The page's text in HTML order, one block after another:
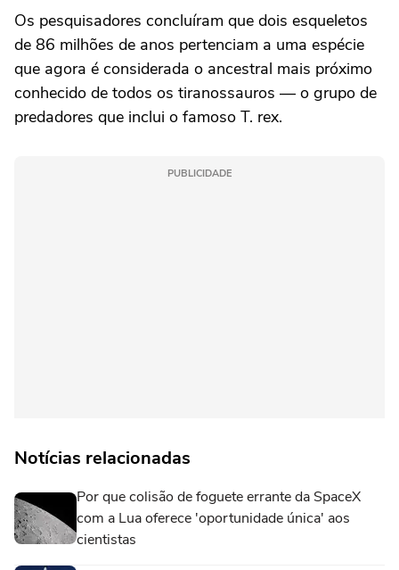
Os pesquisadores concluíram que dois esqueletos
de 86 milhões de anos pertenciam a uma espécie
que agora é considerada o ancestral mais próximo
conhecido de todos os tiranossauros — o grupo de
predadores que inclui o famoso T. rex.
PUBLICIDADE
Notícias relacionadas
Por que colisão de foguete errante da SpaceX
com a Lua oferece 'oportunidade única' aos
cientistas